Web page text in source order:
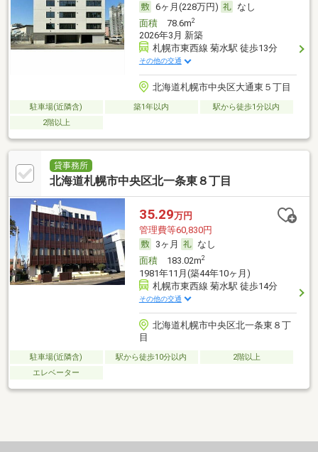
6ヶ月(228万円)
なし
面積78.6m2
2026年3月 新築
札幌市東西線 菊水駅 徒歩13分
その他の交通
北海道札幌市中央区大通東５丁目
駐車場(近隣含) 築1年以内
駅から徒歩1分以内
2階以上
貸事務所
北海道札幌市中央区北一条東８丁目
35.29万円
管理費等60,830円
3ヶ月
なし
面積183.02m2
1981年11月(築44年10ヶ月)
札幌市東西線 菊水駅 徒歩14分
その他の交通
北海道札幌市中央区北一条東８丁
目
駐車場(近隣含) 駅から徒歩10分以内
2階以上
エレベーター